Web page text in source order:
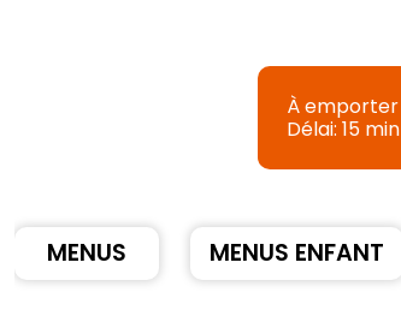
Contact
Mentions Légales
À emporter
Délai: 15 min
MENUS MENUS ENFANT